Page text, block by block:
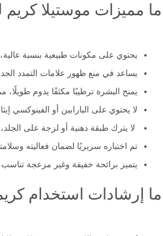
ما مميزات موستيلا كريم
يحتوي على مكونات طبيعية بنسبة عالية،
يساعد في منع ظهور علامات التمدد
يمنح البشرة ترطيبًا مكثفًا يدوم طويلًا،
لا يحتوي على البارابين أو الفينوكسي
لا يترك طبقة دهنية أو لزجة على
تم اختباره سريريًا لضمان فعاليته
يتميز برائحة خفيفة وغير مزعجة
ما إرشادات استخدام